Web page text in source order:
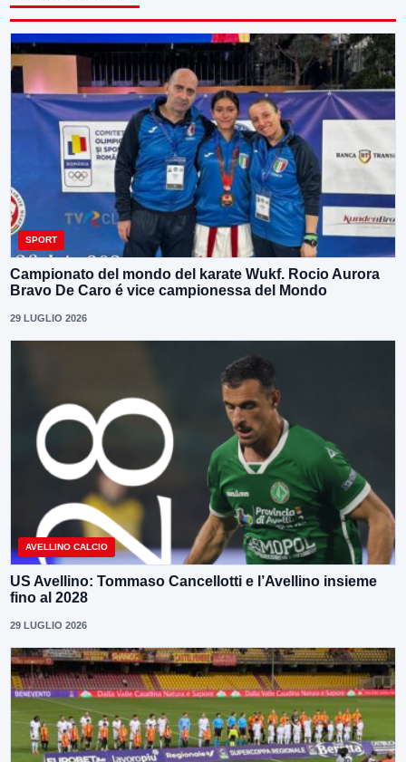
SPORT
Campionato del mondo del karate Wukf. Rocio Aurora
Bravo De Caro é vice campionessa del Mondo
29 LUGLIO 2026
AVELLINO CALCIO
US Avellino: Tommaso Cancellotti e l’Avellino insieme
fino al 2028
29 LUGLIO 2026